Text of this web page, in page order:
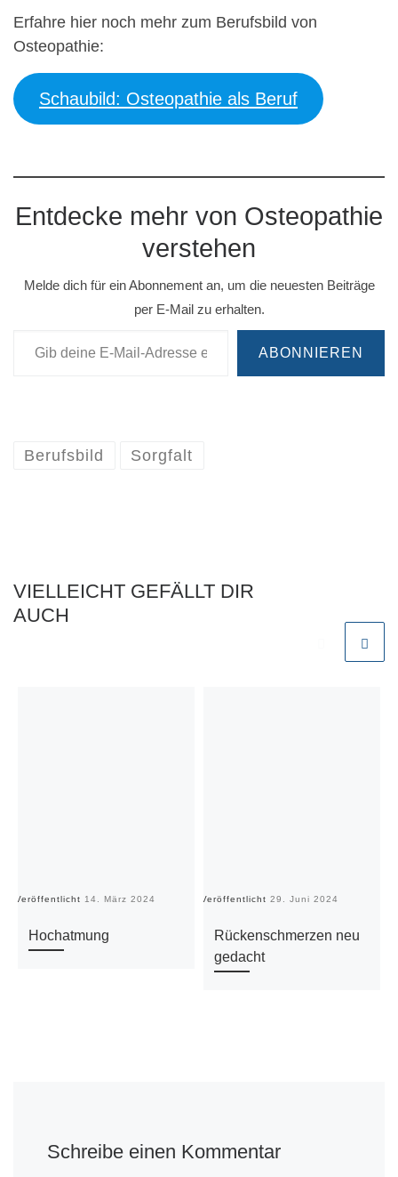
Erfahre hier noch mehr zum Berufsbild von
Osteopathie:
Schaubild: Osteopathie als Beruf
Entdecke mehr von Osteopathie
verstehen
Melde dich für ein Abonnement an, um die neuesten Beiträge
per E-Mail zu erhalten.
Gib deine E-Mail-Adresse ein ...
ABONNIEREN
Berufsbild Sorgfalt
VIELLEICHT GEFÄLLT DIR
AUCH
Veröffentlicht 14. März 2024
Hochatmung
Veröffentlicht 29. Juni 2024
Rückenschmerzen neu
gedacht
Schreibe einen Kommentar